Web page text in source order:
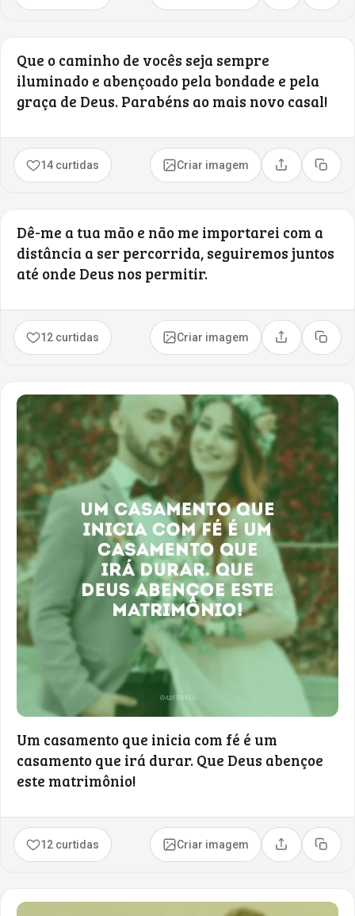
Que o caminho de vocês seja sempre
iluminado e abençoado pela bondade e pela
graça de Deus. Parabéns ao mais novo casal!
14 curtidas Criar imagem Compartilhar
Copiar
Dê-me a tua mão e não me importarei com a
distância a ser percorrida, seguiremos juntos
até onde Deus nos permitir.
12 curtidas Criar imagem Compartilhar
Copiar
Um casamento que inicia com fé é um
casamento que irá durar. Que Deus abençoe
este matrimônio!
12 curtidas Criar imagem Compartilhar
Copiar